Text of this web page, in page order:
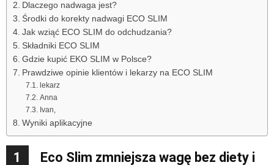
Dlaczego nadwaga jest?
Środki do korekty nadwagi ECO SLIM
Jak wziąć ECO SLIM do odchudzania?
Składniki ECO SLIM
Gdzie kupić EKO SLIM w Polsce?
Prawdziwe opinie klientów i lekarzy na ECO SLIM
lekarz
Anna
Ivan,
Wyniki aplikacyjne
1
Eco Slim zmniejsza wagę bez diety i